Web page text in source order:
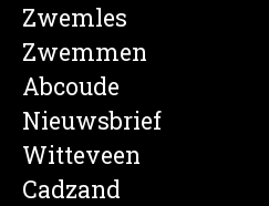
Zwemles
Zwemmen
Abcoude
Nieuwsbrief
Witteveen
Cadzand